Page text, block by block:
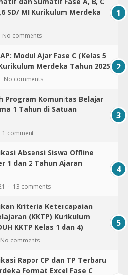
SD/ MI Kurikulum Merdeka
No comments
Modul Ajar Fase C (Kelas 5
Merdeka Tahun 2025
No comments
Program Komunitas Belajar
1 Tahun di Satuan
1 comment
Absensi Siswa Offline
1 dan 2 Tahun Ajaran
13 comments
Kriteria Ketercapaian
(KKTP) Kurikulum
KKTP Kelas 1 dan 4)
No comments
Rapor CP dan TP Terbaru
Format Excel Fase C